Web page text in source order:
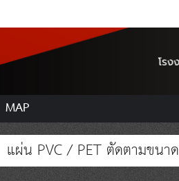
MAP
แผ่น PVC / PET ตัดตามขนาด